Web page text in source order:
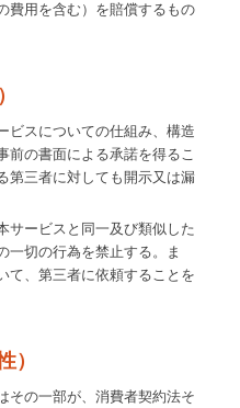
費用を含む）を賠償するもの
ビスについての仕組み、構造
前の書面による承諾を得るこ
第三者に対しても開示又は漏
サービスと同一及び類似した
一切の行為を禁止する。ま
て、第三者に依頼することを
）
その一部が、消費者契約法そ